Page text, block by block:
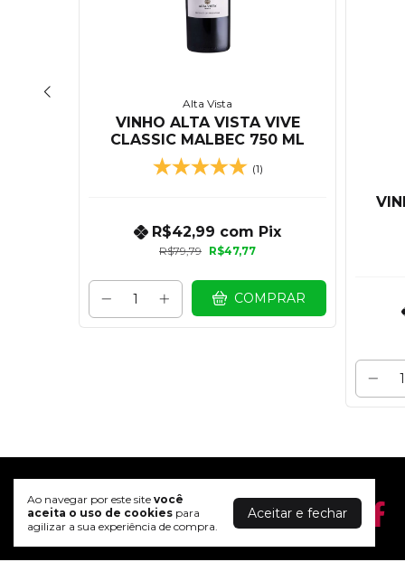
Ao navegar por este site você
aceita o uso de cookies para
agilizar a sua experiência de compra.
Aceitar e fechar
Alta Vista
VINHO ALTA VISTA VIVE
CLASSIC MALBEC 750 ML
(1)
R$79,79 R$47,77
R$42,99 com Pix
COMPRAR